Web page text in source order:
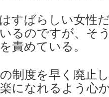
すばらしい女性
るのですが、そ
責めている。
制度を早く廃止
になれるよう心